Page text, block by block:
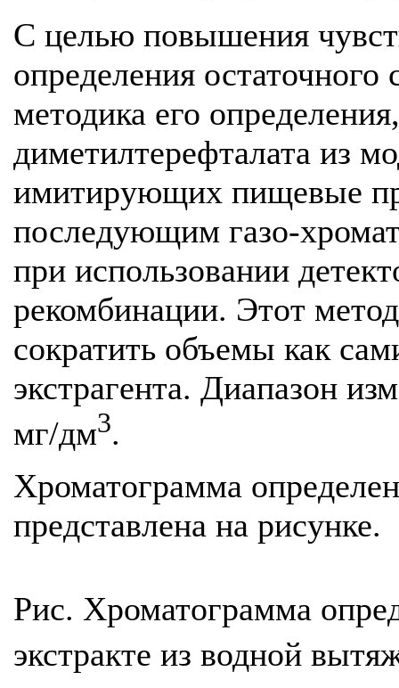
С целью повышения
определения
методика его
диметилтерефталата из
имитирующих пищевые
последующим газо-
при использовании
рекомбинации. Этот
сократить объемы как
экстрагента. Диапазон
мг/дм3.
Хроматограмма
представлена на рисунке.
Рис. Хроматограмма
экстракте из водной